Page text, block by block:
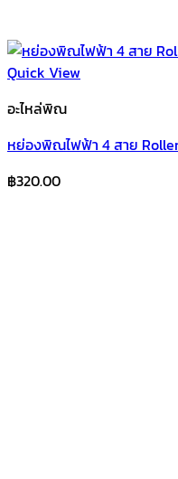
Quick View
อะไหล่พิณ
หย่องพิณไฟฟ้า 4 สาย
฿320.00